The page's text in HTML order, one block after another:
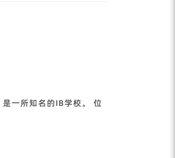
一所知名的IB学校。 位